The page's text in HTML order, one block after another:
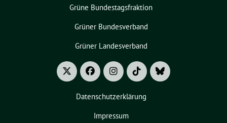
Grüne Bundestagsfraktion
Grüner Bundesverband
Grüner Landesverband
Datenschutzerklärung
Impressum